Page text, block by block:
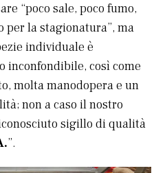
“poco sale, poco fumo,
per la stagionatura”, ma
individuale è
inconfondibile, così come
molta manodopera e un
non a caso il nostro
sigillo di qualità
”.